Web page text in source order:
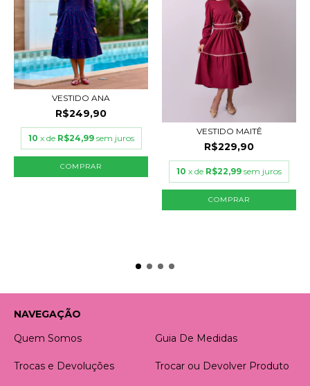
VESTIDO ANA
R$249,90
10 x de R$24,99 sem juros
COMPRAR
VESTIDO MAITÊ
R$229,90
10 x de R$22,99 sem juros
COMPRAR
NAVEGAÇÃO
Quem Somos
Guia De Medidas
Trocas e Devoluções Trocar ou Devolver Produto